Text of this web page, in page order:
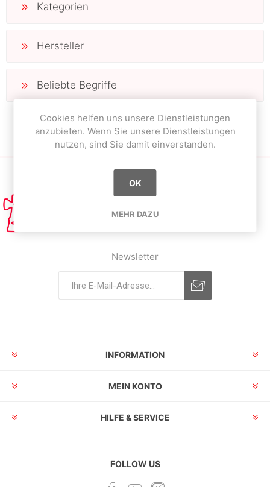
Kategorien
Hersteller
Beliebte Begriffe
Newsletter
INFORMATION
MEIN KONTO
HILFE & SERVICE
FOLLOW US
Cookies helfen uns unsere Dienstleistungen
anzubieten. Wenn Sie unsere Dienstleistungen
nutzen, sind Sie damit einverstanden.
OK
MEHR DAZU